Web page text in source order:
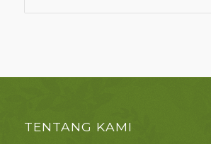
TENTANG KAMI